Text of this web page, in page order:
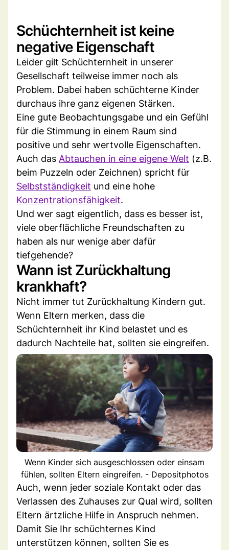
Schüchternheit ist keine
negative Eigenschaft
Leider gilt Schüchternheit in unserer
Gesellschaft teilweise immer noch als
Problem. Dabei haben schüchterne Kinder
durchaus ihre ganz eigenen Stärken.
Eine gute Beobachtungsgabe und ein Gefühl
für die Stimmung in einem Raum sind
positive und sehr wertvolle Eigenschaften.
Auch das Abtauchen in eine eigene Welt (z.B.
beim Puzzeln oder Zeichnen) spricht für
Selbstständigkeit und eine hohe
Konzentrationsfähigkeit.
Und wer sagt eigentlich, dass es besser ist,
viele oberflächliche Freundschaften zu
haben als nur wenige aber dafür
tiefgehende?
Wann ist Zurückhaltung
krankhaft?
Nicht immer tut Zurückhaltung Kindern gut.
Wenn Eltern merken, dass die
Schüchternheit ihr Kind belastet und es
dadurch Nachteile hat, sollten sie eingreifen.
Wenn Kinder sich ausgeschlossen oder einsam
fühlen, sollten Eltern eingreifen. - Depositphotos
Auch, wenn jeder soziale Kontakt oder das
Verlassen des Zuhauses zur Qual wird, sollten
Eltern ärtzliche Hilfe in Anspruch nehmen.
Damit Sie Ihr schüchternes Kind
unterstützen können, sollten Sie es